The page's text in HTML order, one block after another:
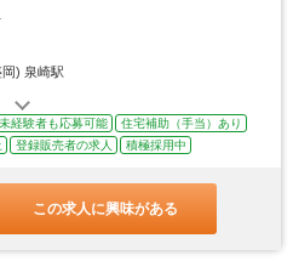
岡) 泉崎駅
未経験者も応募可能
住宅補助（手当）あり
登録販売者の求人 積極採用中
この求人に興味がある